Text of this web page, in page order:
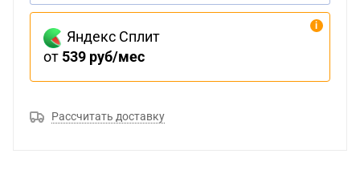
Яндекс Сплит
от 539 руб/мес
Рассчитать доставку